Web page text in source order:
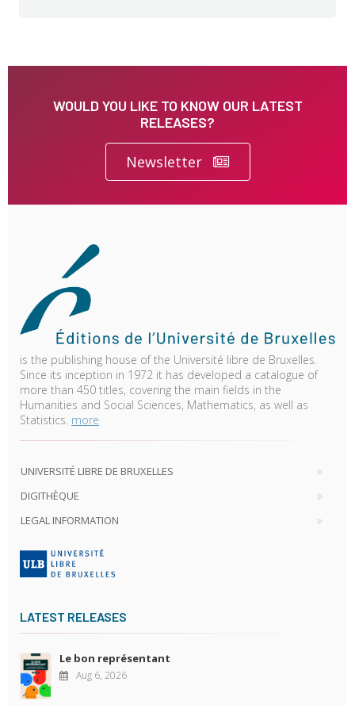
WOULD YOU LIKE TO KNOW OUR LATEST
RELEASES?
Newsletter
is the publishing house of the Université libre de Bruxelles.
Since its inception in 1972 it has developed a catalogue of
more than 450 titles, covering the main fields in the
Humanities and Social Sciences, Mathematics, as well as
Statistics. more
UNIVERSITÉ LIBRE DE BRUXELLES
DIGITHÈQUE
LEGAL INFORMATION
LATEST RELEASES
Le bon représentant
Aug 6, 2026